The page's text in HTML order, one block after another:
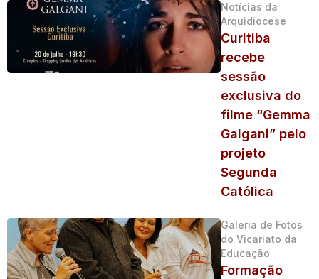
Notícias da
Arquidiocese
Curitiba
recebe
sessão
exclusiva do
filme “Gemma
Galgani” pelo
projeto
Segunda
Católica
Galeria de Fotos
do Vicariato da
Educação
Formação